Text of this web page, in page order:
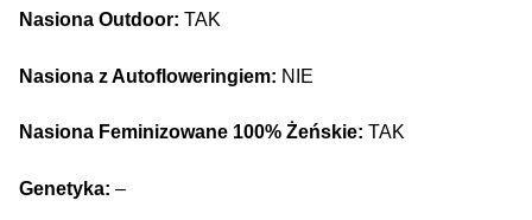
Nasiona Outdoor: TAK
Nasiona z Autofloweringiem: NIE
Nasiona Feminizowane 100% Żeńskie: TAK
Genetyka: –